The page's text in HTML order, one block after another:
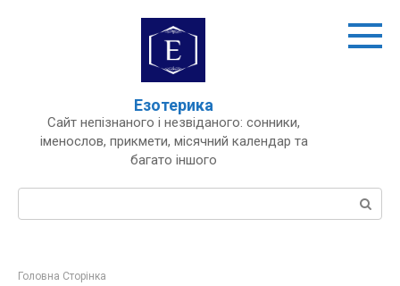
Езотерика
Сайт непізнаного і незвіданого: сонники,
іменослов, прикмети, місячний календар та
багато іншого
Пошук:
Головна Сторінка